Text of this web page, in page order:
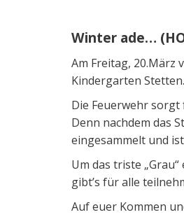
Winter ade…
Am Freitag, 20.März
Kindergarten Stetten.
Die Feuerwehr
Denn nachdem das
eingesammelt und
Um das triste
gibt’s für alle
Auf euer Kommen